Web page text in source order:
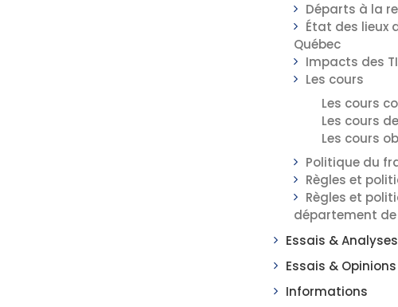
Départs à la
État des lieux
Québec
Impacts des
Les cours
Les cours
Les cours
Les cours
Politique du
Règles et
Règles et
département de
Essais & Analyses
Essais & Opinions
Informations